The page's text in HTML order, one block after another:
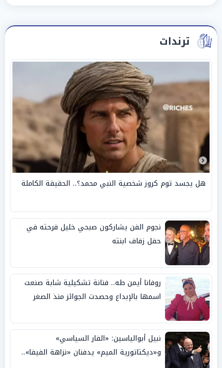
ترندات
هل يجسد توم كروز شخصية النبي محمد؟.. الحقيقة الكاملة
نجوم الفن يشاركون صبحي خليل فرحته في
حفل زفاف ابنته
روفانا أيمن طه.. فنانة تشكيلية شابة صنعت
اسمها بالإبداع وحصدت الجوائز منذ الصغر
نبيل أبوالياسين: «الفار السياسي»
و«ديكتاتورية الميم» يدفنان «نزاهة الفيفا»..